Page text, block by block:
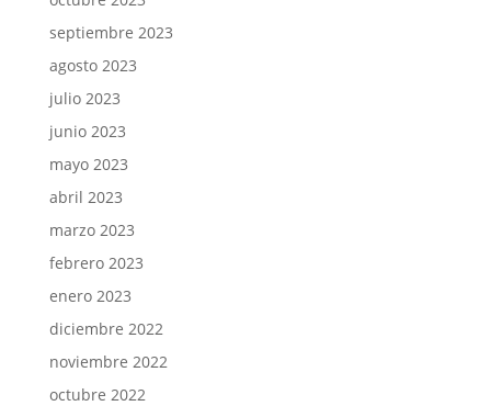
septiembre 2023
agosto 2023
julio 2023
junio 2023
mayo 2023
abril 2023
marzo 2023
febrero 2023
enero 2023
diciembre 2022
noviembre 2022
octubre 2022